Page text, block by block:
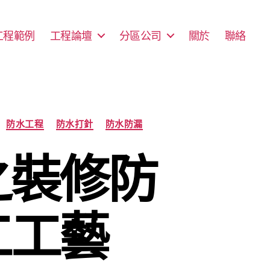
程範例 工程論壇 分區公司 關於 聯絡
防水工程 防水打針 防水防漏
修防
藝